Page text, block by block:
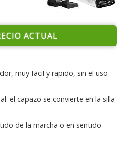
ACTUAL
muy fácil y rápido, sin el uso
el capazo se convierte en la silla
de la marcha o en sentido